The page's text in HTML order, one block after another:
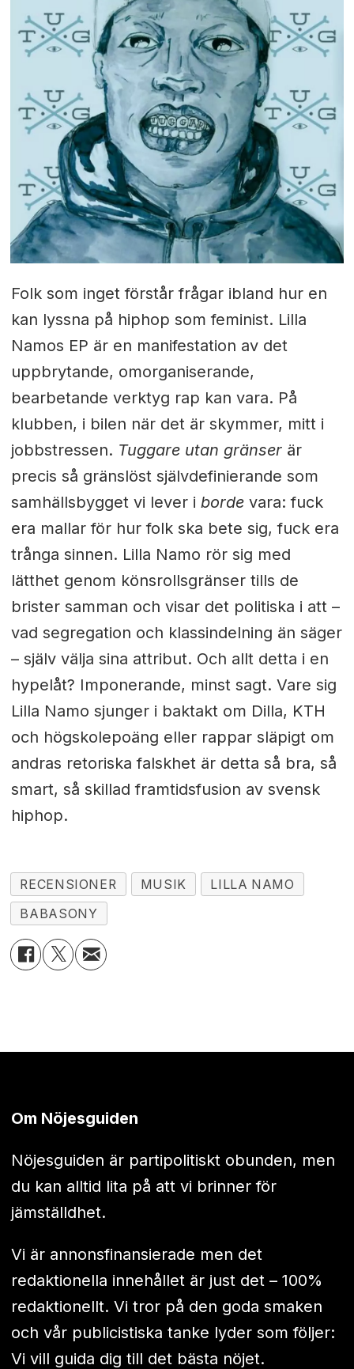
Folk som inget förstår frågar ibland hur en
kan lyssna på hiphop som feminist. Lilla
Namos EP är en manifestation av det
uppbrytande, omorganiserande,
bearbetande verktyg rap kan vara. På
klubben, i bilen när det är skymmer, mitt i
jobbstressen. Tuggare utan gränserär
precis så gränslöst självdefinierande som
samhällsbygget vi lever i bordevara: fuck
era mallar för hur folk ska bete sig, fuck era
trånga sinnen. Lilla Namo rör sig med
lätthet genom könsrollsgränser tills de
brister samman och visar det politiska i att –
vad segregation och klassindelning än säger
– själv välja sina attribut. Och allt detta i en
hypelåt? Imponerande, minst sagt. Vare sig
Lilla Namo sjunger i baktakt om Dilla, KTH
och högskolepoäng eller rappar släpigt om
andras retoriska falskhet är detta så bra, så
smart, så skillad framtidsfusion av svensk
hiphop.
RECENSIONER MUSIK
LILLA NAMO
BABASONY
Om Nöjesguiden
Nöjesguiden är partipolitiskt obunden, men
du kan alltid lita på att vi brinner för
jämställdhet.
Vi är annonsfinansierade men det
redaktionella innehållet är just det – 100%
redaktionellt. Vi tror på den goda smaken
och vår publicistiska tanke lyder som följer:
Vi vill guida dig till det bästa nöjet.